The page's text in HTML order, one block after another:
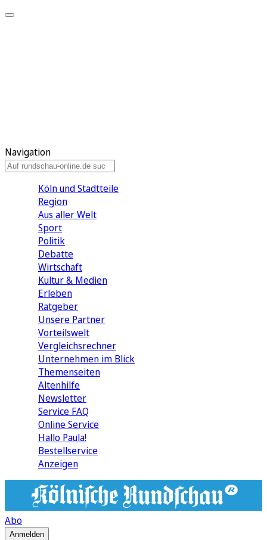
Navigation
Köln und Stadtteile
Region
Aus aller Welt
Sport
Politik
Debatte
Wirtschaft
Kultur & Medien
Erleben
Ratgeber
Unsere Partner
Vorteilswelt
Vergleichsrechner
Unternehmen im Blick
Themenseiten
Altenhilfe
Newsletter
Service FAQ
Online Service
Hallo Paula!
Bestellservice
Anzeigen
Abo
Anmelden